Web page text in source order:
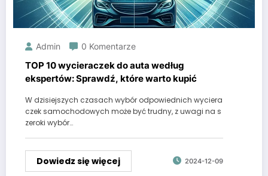
Admin 0 Komentarze
TOP 10 wycieraczek do auta według
ekspertów: Sprawdź, które warto kupić
W dzisiejszych czasach wybór odpowiednich wyciera
czek samochodowych może być trudny, z uwagi na s
zeroki wybór…
Dowiedz się więcej 2024-12-09